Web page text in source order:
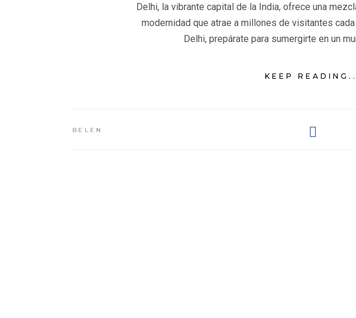
Delhi, la vibrante capital de la India, ofrece una
modernidad que atrae a millones de visitantes
Delhi, prepárate para sumergirte en un
KEEP
BELEN